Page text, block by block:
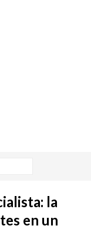
la
en un